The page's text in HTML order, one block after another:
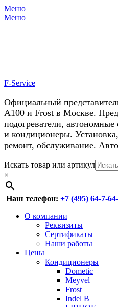
Меню
Меню
F-Service
Официальный
А100 и Frost в Москве.
подогреватели, автономные
и кондиционеры.
ремонт, обслуживание.
Header
Right
Menu
Перейти
к
содержимому
Искать товар или артикул
×
Наш телефон: +7 (495) 64-7-
Основное
Перейти
содержимому
О компании
Реквизиты
Сертификаты
Наши работы
Цены
Кондиционеры
Dometic
Meyvel
Frost
Indel B
У нас